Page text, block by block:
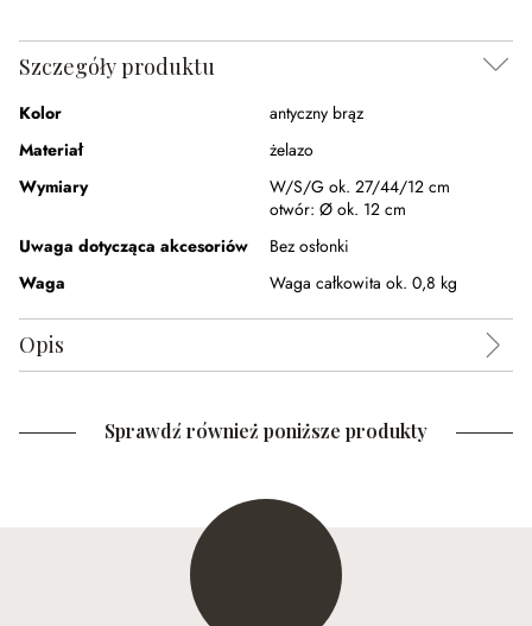
Szczegóły produktu
Kolor
antyczny brąz
Materiał
żelazo
Wymiary
W/S/G ok. 27/44/12 cm
otwór: Ø ok. 12 cm
Uwaga dotycząca akcesoriów
Bez osłonki
Waga
Waga całkowita ok. 0,8 kg
Opis
Sprawdź również poniższe produkty